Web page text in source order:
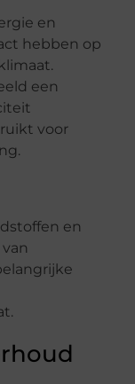
en
hebben op
een
voor
en